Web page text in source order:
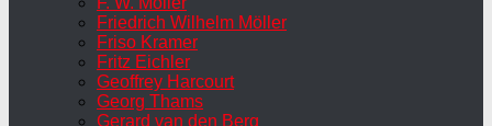
Friedrich Wilhelm Möller
Friso Kramer
Fritz Eichler
Geoffrey Harcourt
Georg Thams
Gerard van den Berg